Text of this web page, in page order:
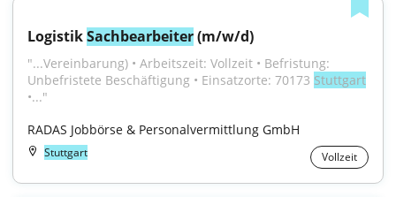
Logistik Sachbearbeiter (m/w/d)
"...Vereinbarung) • Arbeitszeit: Vollzeit • Befristung:
Unbefristete Beschäftigung • Einsatzorte: 70173 Stuttgart
•..."
RADAS Jobbörse & Personalvermittlung GmbH
Stuttgart Vollzeit